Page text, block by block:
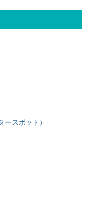
スポット）